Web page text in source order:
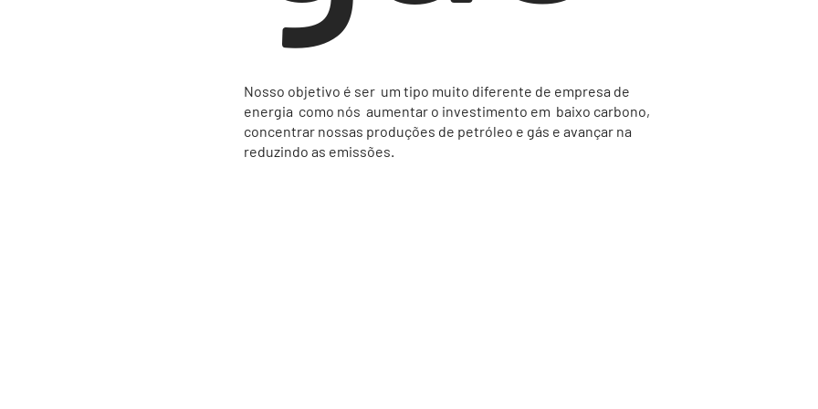
Nosso objetivo é ser um tipo muito diferente de empresa de
energia como nós aumentar o investimento em baixo carbono,
concentrar nossas produções de petróleo e gás e avançar na
reduzindo as emissões.